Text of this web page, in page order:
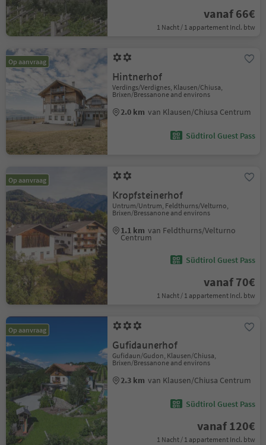
vanaf 66€
1 Nacht / 1 appartement Incl. btw
Op aanvraag
Hintnerhof
Verdings/Verdignes, Klausen/Chiusa,
Brixen/Bressanone and environs
2.0 km van Klausen/Chiusa Centrum
Südtirol Guest Pass
Op aanvraag
Kropfsteinerhof
Untrum/Untrum, Feldthurns/Velturno,
Brixen/Bressanone and environs
1.1 km van Feldthurns/Velturno
Centrum
Südtirol Guest Pass
vanaf 70€
1 Nacht / 1 appartement Incl. btw
Op aanvraag
Gufidaunerhof
Gufidaun/Gudon, Klausen/Chiusa,
Brixen/Bressanone and environs
2.3 km van Klausen/Chiusa Centrum
Südtirol Guest Pass
vanaf 120€
1 Nacht / 1 appartement Incl. btw